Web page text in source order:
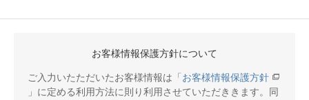
お客様情報保護方針について
ご入力いたただいたお客様情報は「 お客様情報保護方針
」に定める利用方法に則り利用させていただききます。同